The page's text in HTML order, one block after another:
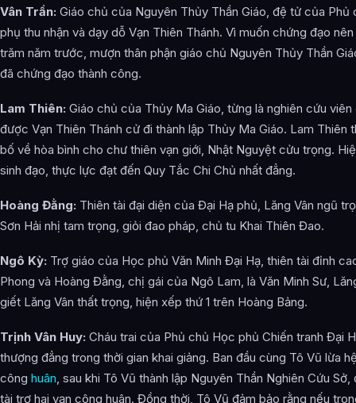
Vân Trần: Giáo chủ của Nguyên Thủy Thần Giáo, đệ tử của Phủ
phụ thu nhận và dạy dỗ Vạn Thiên Thánh. Vì muốn chứng đạo
trăm năm trước, mượn thân phận giáo chủ Nguyên Thủy Thần
đã chứng đạo thành công.
Lam Thiên: Giáo chủ của Thủy Ma Giáo, từng là nghiên cứu
được Vạn Thiên Thánh cử đi thành lập Thủy Ma Giáo. Lam Thiên
bố về hòa bình cho chư thiên vạn giới, Nhật Nguyệt cửu trọng.
sinh đạo, thực lực đạt đến Quy Tắc Chi Chủ nhất đẳng.
Hoàng Đằng: Thiên tài đại diện của Đại Hạ phủ, Lăng Vân ngũ
Sơn Hải nhị tam trọng, giỏi đao pháp, chủ tu Khai Thiên Đao.
Ngô Kỳ: Trợ giáo của Học phủ Văn Minh Đại Hạ, thiên tài đỉnh
Phong và Hoàng Đằng, chị gái của Ngô Lam, là Văn Minh Sư,
giết Lăng Vân thất trọng, hiện xếp thứ 1 trên Hoàng Bảng.
Trịnh Vân Huy: Cháu trai của Phủ chủ Học phủ Chiến tranh Đại
thượng đẳng trong thời gian khai giảng. Ban đầu cùng Tô Vũ lừa
công huân , sau khi Tô Vũ thành lập Nguyên Thần Nghiên Cứu
tài trợ hai vạn công huân. Đồng thời, Tô Vũ đảm bảo rằng nếu